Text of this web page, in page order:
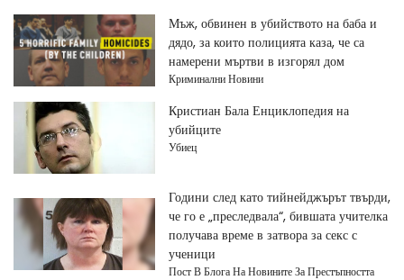
Мъж, обвинен в убийството на баба и
дядо, за които полицията каза, че са
намерени мъртви в изгорял дом
Криминални Новини
Кристиан Бала Енциклопедия на
убийците
Убиец
Години след като тийнейджърът твърди,
че го е „преследвала“, бившата учителка
получава време в затвора за секс с
ученици
Пост В Блога На Новините За Престъпността